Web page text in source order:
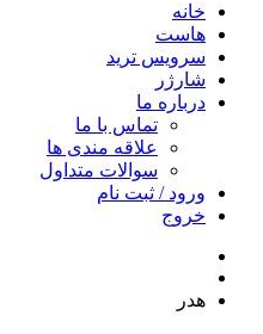
خانه
هاست
سرویس ترید
شارژر
درباره ما
تماس با ما
علاقه مندی ها
سوالات متداول
ورود / ثبت نام
خروج
هدر